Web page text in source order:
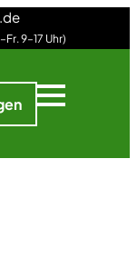
9–17 Uhr)